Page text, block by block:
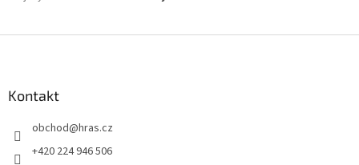
Kontakt
obchod@hras.cz
+420 224 946 506